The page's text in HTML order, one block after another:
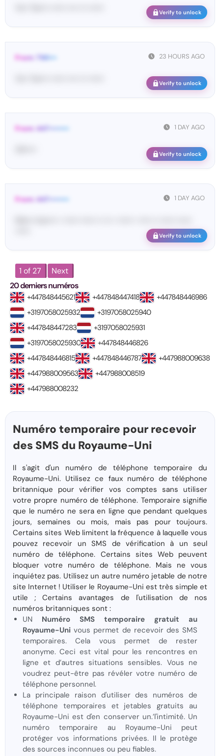
Verify to unlock
23 HOURS AGO
From: TWI•••
Verify to unlock
1 DAY AGO
From: 447••••••••
Verify to unlock
1 DAY AGO
From: 447••••••••
Verify to unlock
1 of 27
Next
20 derniers numéros
+447848445621 +447848447418
+447848446986
+3197058025932
+3197058025940
+447848447283
+3197058025931
+3197058025930
+447848446826
+447848446815
+447848446787
+447988009638
+447988009563
+447988008519
+447988008232
Numéro temporaire pour recevoir
des SMS du Royaume-Uni
Il s'agit d'un numéro de téléphone temporaire du
Royaume-Uni. Utilisez ce faux numéro de téléphone
britannique pour vérifier vos comptes sans utiliser
votre propre numéro de téléphone. Temporaire signifie
que le numéro ne sera en ligne que pendant quelques
jours, semaines ou mois, mais pas pour toujours.
Certains sites Web limitent la fréquence à laquelle vous
pouvez recevoir un SMS de vérification à un seul
numéro de téléphone. Certains sites Web peuvent
bloquer votre numéro de téléphone. Mais ne vous
inquiétez pas. Utilisez un autre numéro jetable de notre
site Internet ! Utiliser le Royaume-Uni est très simple et
utile ; Certains avantages de l'utilisation de nos
numéros britanniques sont :
UN Numéro SMS temporaire gratuit au
Royaume-Uni vous permet de recevoir des SMS
temporaires. Cela vous permet de rester
anonyme. Ceci est vital pour les rencontres en
ligne et d’autres situations sensibles. Vous ne
voudrez peut-être pas révéler votre numéro de
téléphone personnel.
La principale raison d'utiliser des numéros de
téléphone temporaires et jetables gratuits au
Royaume-Uni est d'en conserver un.’l'intimité. Un
numéro temporaire au Royaume-Uni peut
protéger vos informations privées. Il le protège
des sources inconnues ou peu fiables.